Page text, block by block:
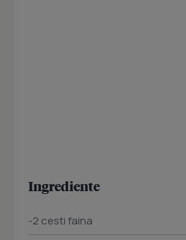
Ingrediente
-2 cesti faina